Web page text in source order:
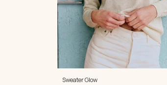
Sweater Glow